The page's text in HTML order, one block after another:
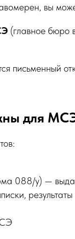
вы
(главное бюро
письменный
для
088/у) —